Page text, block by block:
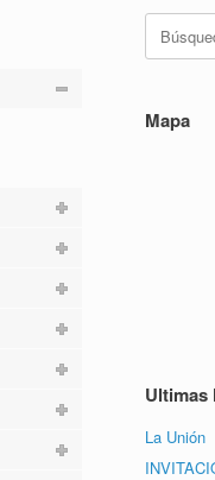
Buscar:
Mapa
Ultimas
La Unión